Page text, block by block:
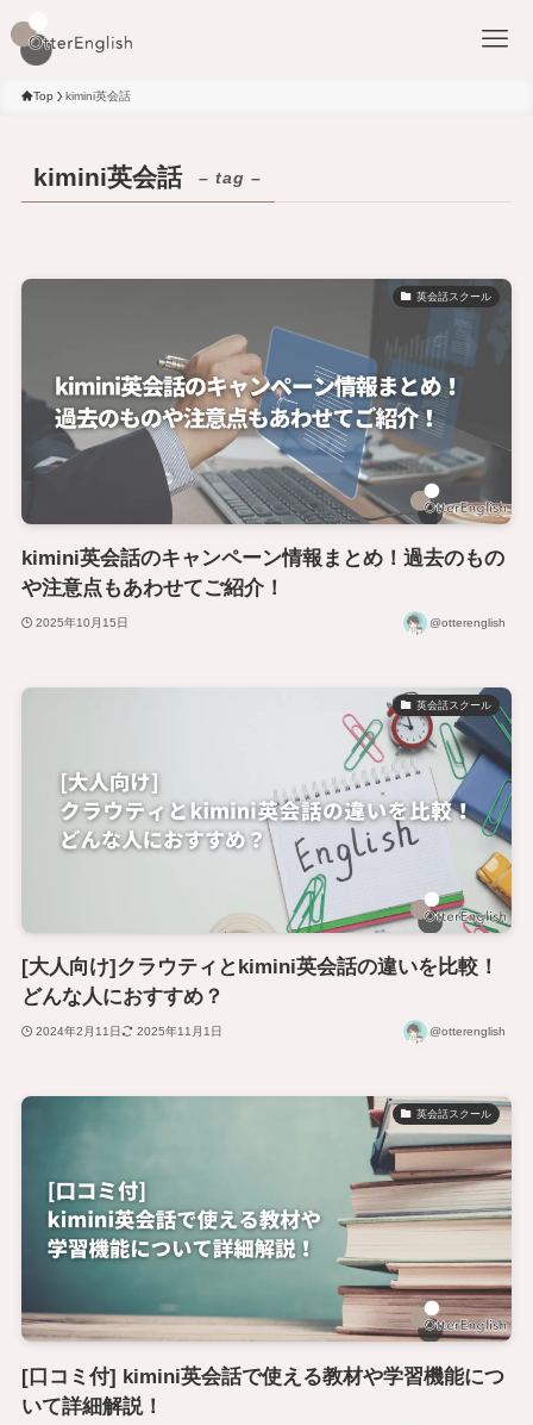
Top kimini英会話
kimini英会話 – tag –
英会話スクール
kimini英会話のキャンペーン情報まとめ！過去のもの
や注意点もあわせてご紹介！
2025年10月15日 @otterenglish
英会話スクール
[大人向け]クラウティとkimini英会話の違いを比較！
どんな人におすすめ？
2024年2月11日 2025年11月1日 @otterenglish
英会話スクール
[口コミ付] kimini英会話で使える教材や学習機能につ
いて詳細解説！